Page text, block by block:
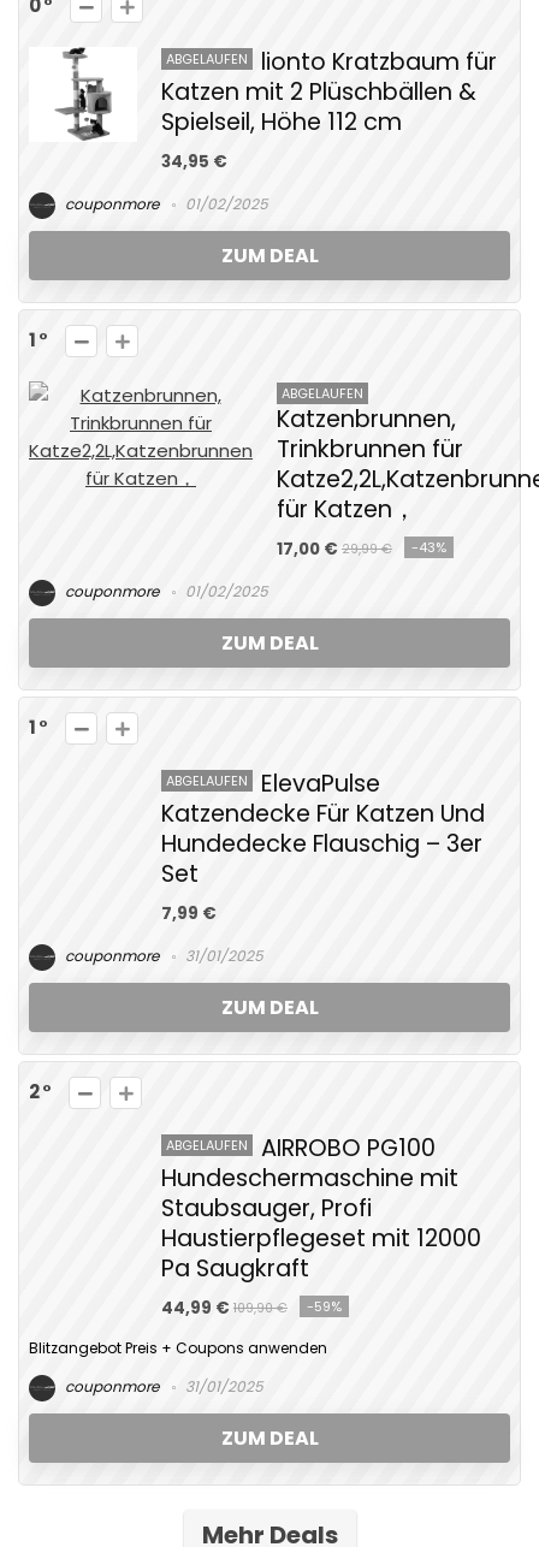
0
ABGELAUFEN
lionto Kratzbaum für
Katzen mit 2 Plüschbällen &
Spielseil, Höhe 112 cm
34,95 €
couponmore 01/02/2025
ZUM DEAL
1
ABGELAUFEN
Katzenbrunnen,
Trinkbrunnen für
für Katzen，
17,00 € 29,99 € -43%
couponmore 01/02/2025
ZUM DEAL
1
ABGELAUFEN
ElevaPulse
Katzendecke Für Katzen Und
Hundedecke Flauschig – 3er
Set
7,99 €
couponmore 31/01/2025
ZUM DEAL
2
ABGELAUFEN
AIRROBO PG100
Hundeschermaschine mit
Staubsauger, Profi
Haustierpflegeset mit 12000
Pa Saugkraft
44,99 € 109,90 € -59%
Blitzangebot Preis + Coupons anwenden
couponmore
31/01/2025
ZUM DEAL
Mehr Deals